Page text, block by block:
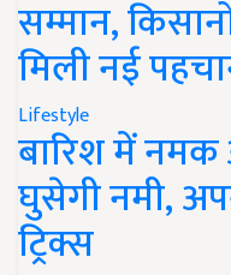
सम्मान,
मिली नई
Lifestyle
बारिश में
घुसेगी नमी,
ट्रिक्स